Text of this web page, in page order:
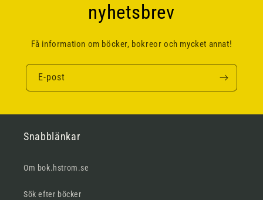
nyhetsbrev
Få information om böcker, bokreor och mycket annat!
E-post
Snabblänkar
Om bok.hstrom.se
Sök efter böcker